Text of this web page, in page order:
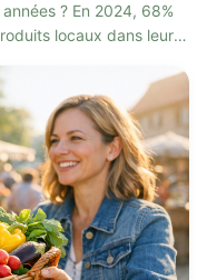
? En 2024, 68%
locaux dans leur